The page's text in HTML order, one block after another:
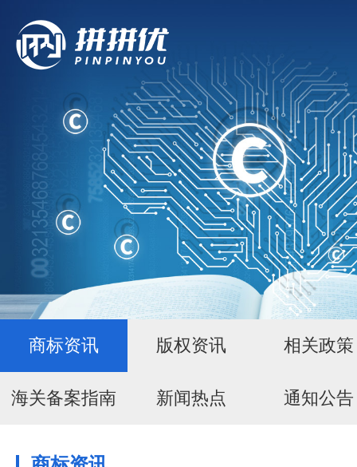
商标资讯 版权资讯 相关政策
海关备案指南 新闻热点 通知公告